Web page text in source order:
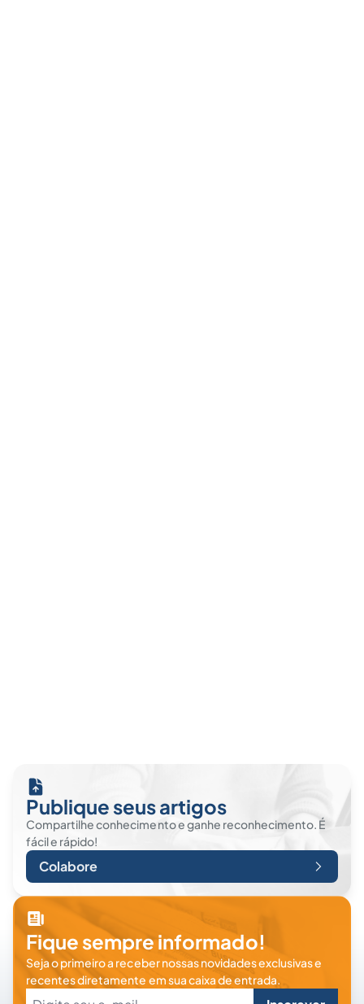
Publique seus artigos
Compartilhe conhecimento e ganhe reconhecimento. É
fácil e rápido!
Colabore
Fique sempre informado!
Seja o primeiro a receber nossas novidades exclusivas e
recentes diretamente em sua caixa de entrada.